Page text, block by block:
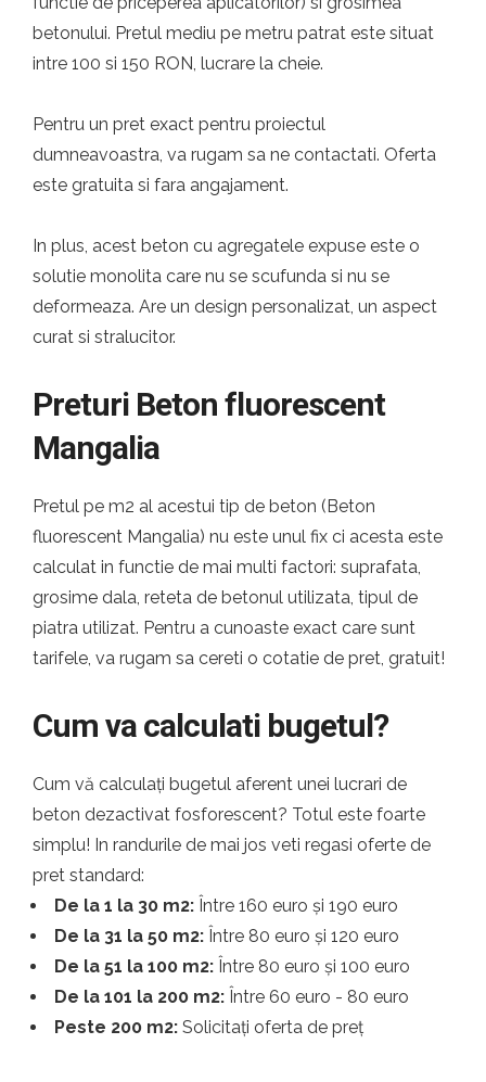
betonului. Pretul mediu pe metru patrat este situat
intre 100 si 150 RON, lucrare la cheie.
Pentru un pret exact pentru proiectul
dumneavoastra, va rugam sa ne contactati. Oferta
este gratuita si fara angajament.
In plus, acest beton cu agregatele expuse este o
solutie monolita care nu se scufunda si nu se
deformeaza. Are un design personalizat, un aspect
curat si stralucitor.
Preturi Beton fluorescent
Mangalia
Pretul pe m2 al acestui tip de beton (Beton
fluorescent Mangalia) nu este unul fix ci acesta este
calculat in functie de mai multi factori: suprafata,
grosime dala, reteta de betonul utilizata, tipul de
piatra utilizat. Pentru a cunoaste exact care sunt
tarifele, va rugam sa cereti o cotatie de pret, gratuit!
Cum va calculati bugetul?
Cum vă calculați bugetul aferent unei lucrari de
beton dezactivat fosforescent? Totul este foarte
simplu! In randurile de mai jos veti regasi oferte de
pret standard:
De la 1 la 30 m2: Între 160 euro și 190 euro
De la 31 la 50 m2: Între 80 euro și 120 euro
De la 51 la 100 m2: Între 80 euro și 100 euro
De la 101 la 200 m2: Între 60 euro - 80 euro
Peste 200 m2: Solicitați oferta de preț